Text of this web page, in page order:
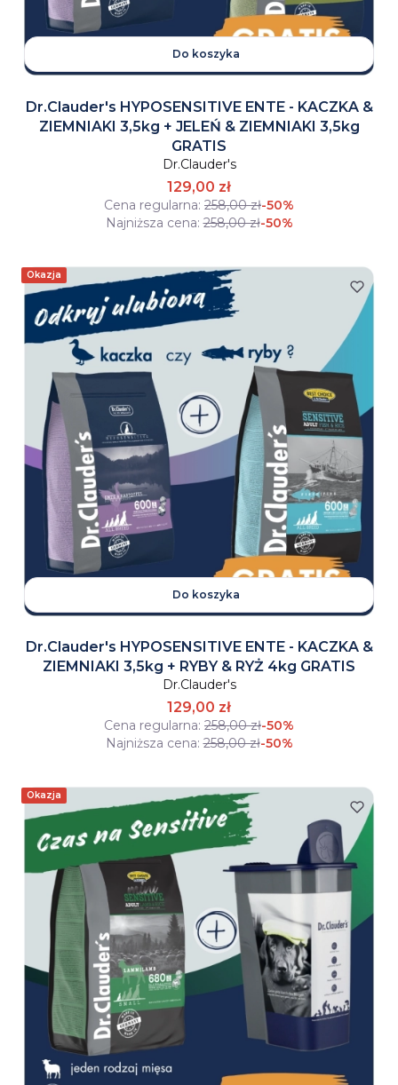
Do koszyka
Dr.Clauder's HYPOSENSITIVE ENTE - KACZKA &
ZIEMNIAKI 3,5kg + JELEŃ & ZIEMNIAKI 3,5kg
GRATIS
Dr.Clauder's
129,00 zł
Cena regularna: 258,00 zł-50%
Najniższa cena: 258,00 zł-50%
Okazja
Do koszyka
Dr.Clauder's HYPOSENSITIVE ENTE - KACZKA &
ZIEMNIAKI 3,5kg + RYBY & RYŻ 4kg GRATIS
Dr.Clauder's
129,00 zł
Cena regularna: 258,00 zł-50%
Najniższa cena: 258,00 zł-50%
Okazja